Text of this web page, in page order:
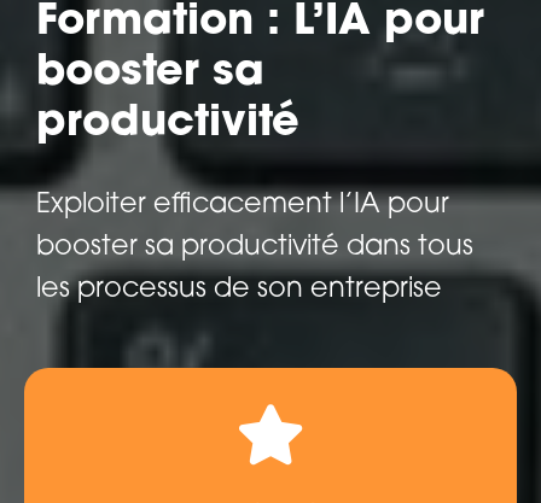
Formation : L’IA pour
booster sa
productivité
Exploiter efficacement l’IA pour
booster sa productivité dans tous
les processus de son entreprise